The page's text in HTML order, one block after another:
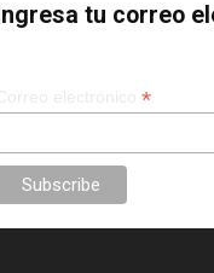
Ingresa tu correo
*